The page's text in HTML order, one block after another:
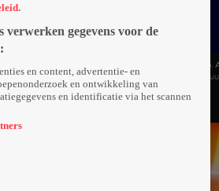
dec 23
1uur03min
6.
verwerken gegevens voor de
en content, advertentie- en
en ontwikkeling van
en identificatie via het scannen